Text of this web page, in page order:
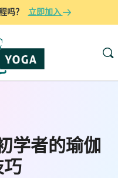
吗？ 立即加入
学者的瑜伽
巧